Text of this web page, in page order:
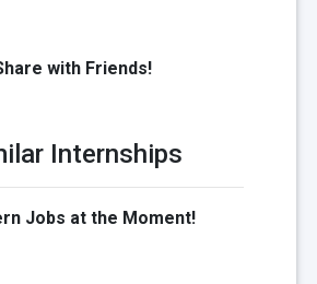
with Friends!
Internships
Jobs at the Moment!